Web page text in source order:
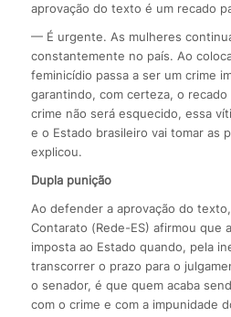
aprovação do texto é um recado
— É urgente. As mulheres
constantemente no país. Ao
feminicídio passa a ser um crime
garantindo, com certeza, o
crime não será esquecido, essa
e o Estado brasileiro vai tomar as
explicou.
Dupla punição
Ao defender a aprovação do
Contarato (Rede-ES) afirmou que
imposta ao Estado quando, pela
transcorrer o prazo para o
o senador, é que quem acaba
com o crime e com a impunidade